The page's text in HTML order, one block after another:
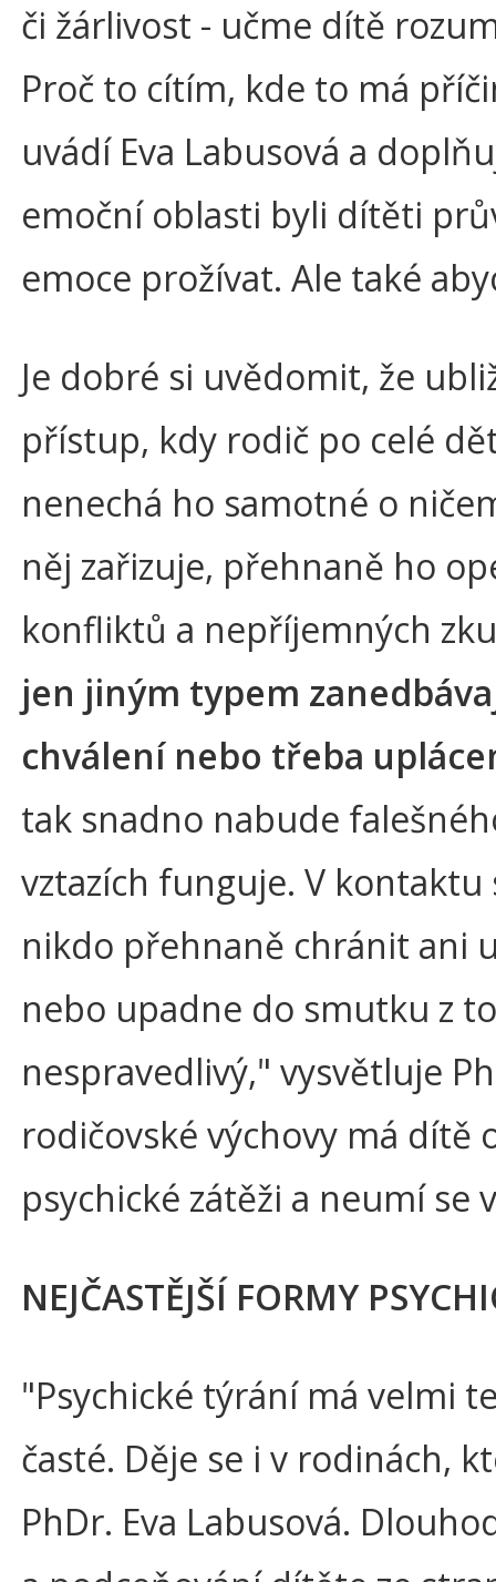
či žárlivost - učme dítě
Proč to cítím, kde to má
uvádí Eva Labusová a
emoční oblasti byli dítěti
emoce prožívat. Ale také
Je dobré si uvědomit, že
přístup, kdy rodič po celé
nenechá ho samotné o
něj zařizuje, přehnaně ho
konfliktů a nepříjemných
jen jiným typem
chválení nebo třeba
tak snadno nabude
vztazích funguje. V
nikdo přehnaně chránit ani
nebo upadne do smutku z
nespravedlivý," vysvětluje
rodičovské výchovy má dítě
psychické zátěži a neumí se
NEJČASTĚJŠÍ FORMY
"Psychické týrání má velmi
časté. Děje se i v rodinách,
PhDr. Eva Labusová.